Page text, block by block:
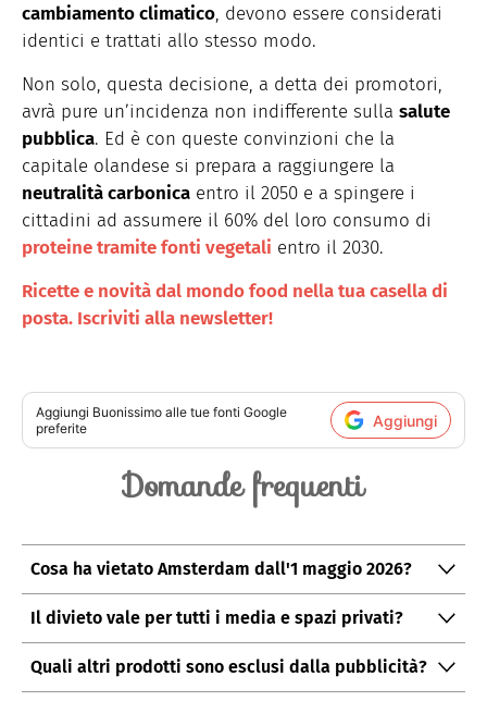
cambiamento climatico, devono essere considerati
identici e trattati allo stesso modo.
Non solo, questa decisione, a detta dei promotori,
avrà pure un’incidenza non indifferente sulla salute
pubblica. Ed è con queste convinzioni che la
capitale olandese si prepara a raggiungere la
neutralità carbonica entro il 2050 e a spingere i
cittadini ad assumere il 60% del loro consumo di
proteine tramite fonti vegetali entro il 2030.
Ricette e novità dal mondo food nella tua casella di
posta. Iscriviti alla newsletter!
Aggiungi Buonissimo alle tue fonti Google
preferite
Aggiungi
Domande frequenti
Cosa ha vietato Amsterdam dall'1 maggio 2026?
Il divieto riguarda la pubblicità su spazi comunali di
carne e prodotti derivati da combustibili fossili, inclusi
cartelloni in stazioni e fermate.
Il divieto vale per tutti i media e spazi privati?
No: non si applica a tv, stampa, radio, ristoranti,
macellerie, supermercati (escluse vetrine esterne) né
Quali altri prodotti sono esclusi dalla pubblicità?